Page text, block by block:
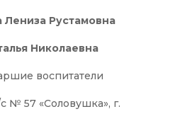
Рустамовна
Николаевна
воспитатели
57 «Соловушка», г.